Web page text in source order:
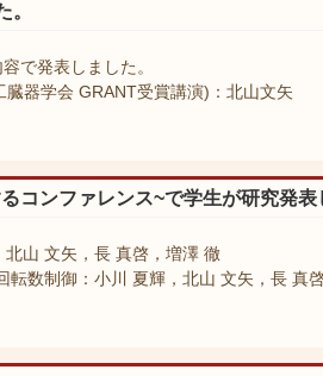
。
で発表しました。
器学会 GRANT受賞講演)：北山文矢
コンファレンス~で学生が研究発表
北⼭ ⽂⽮，⻑ 真啓，増澤 徹
転数制御：小川 夏輝，北⼭ ⽂⽮，⻑ 真